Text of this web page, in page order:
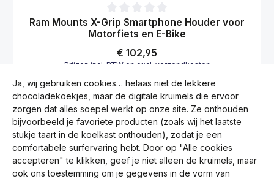
Producthoeveelheid: Voer de gewenste
Ja, wij gebruiken cookies… helaas niet de lekkere
chocoladekoekjes, maar de digitale kruimels die ervoor
zorgen dat alles soepel werkt op onze site. Ze onthouden
bijvoorbeeld je favoriete producten (zoals wij het laatste
stukje taart in de koelkast onthouden), zodat je een
comfortabele surfervaring hebt. Door op "Alle cookies
accepteren" te klikken, geef je niet alleen de kruimels, maar
ook ons toestemming om je gegevens in de vorm van